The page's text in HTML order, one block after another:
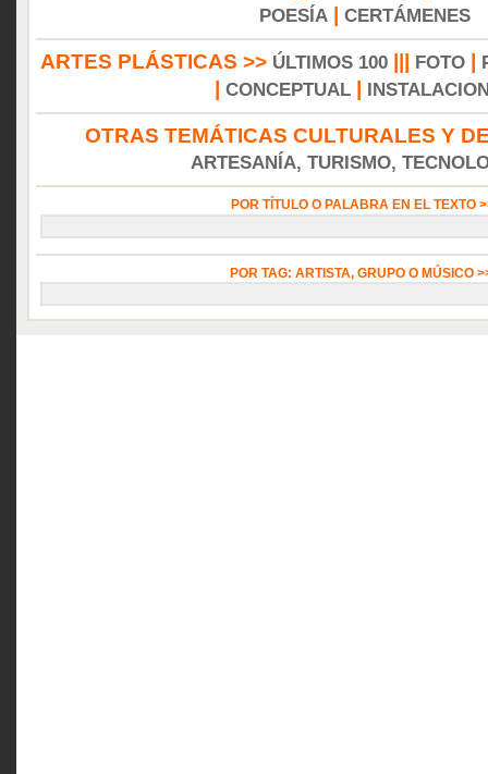
POESÍA| CERTÁMENES
ARTES PLÁSTICAS >> ÚLTIMOS 100 FOTO
CONCEPTUAL
OTRAS TEMÁTICAS CULTURALES Y
ARTESANÍA, TURISMO,
POR TÍTULO O PALABRA EN EL TEXTO
POR TAG: ARTISTA, GRUPO O MÚSICO